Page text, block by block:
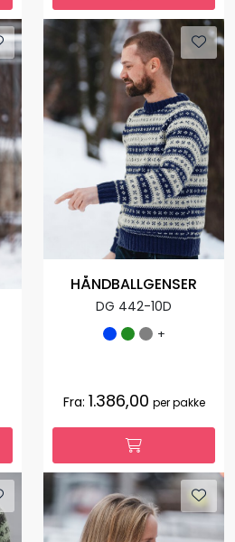
HÅNDBALLGENSER
DG 442-10D
+
Fra: 1.386,00 per pakke